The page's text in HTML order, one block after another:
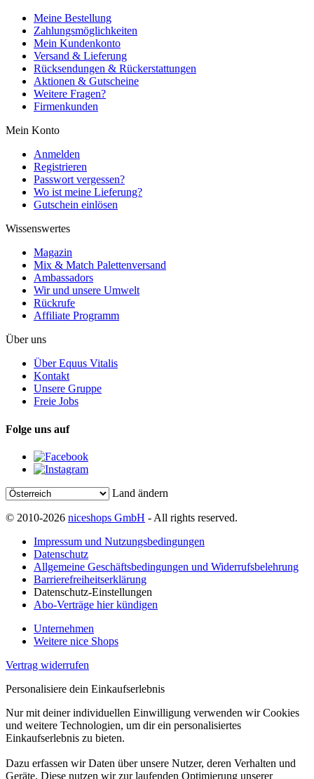
Meine Bestellung
Zahlungsmöglichkeiten
Mein Kundenkonto
Versand & Lieferung
Rücksendungen & Rückerstattungen
Aktionen & Gutscheine
Weitere Fragen?
Firmenkunden
Mein Konto
Anmelden
Registrieren
Passwort vergessen?
Wo ist meine Lieferung?
Gutschein einlösen
Wissenswertes
Magazin
Mix & Match Palettenversand
Ambassadors
Wir und unsere Umwelt
Rückrufe
Affiliate Programm
Über uns
Über Equus Vitalis
Kontakt
Unsere Gruppe
Freie Jobs
Folge uns auf
Land ändern
© 2010-2026 niceshops GmbH - All rights reserved.
Impressum und Nutzungsbedingungen
Datenschutz
Allgemeine Geschäftsbedingungen und Widerrufsbelehrung
Barrierefreiheitserklärung
Datenschutz-Einstellungen
Abo-Verträge hier kündigen
Unternehmen
Weitere nice Shops
Vertrag widerrufen
Personalisiere dein Einkaufserlebnis
Nur mit deiner individuellen Einwilligung verwenden wir Cookies
und weitere Technologien, um dir ein personalisiertes
Einkaufserlebnis zu bieten.
Dazu erfassen wir Daten über unsere Nutzer, deren Verhalten und
Geräte. Diese nutzen wir zur laufenden Optimierung unserer